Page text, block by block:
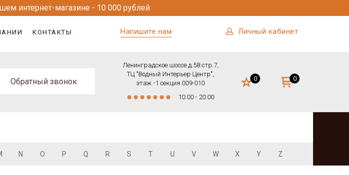
интернет-магазине - 10 000 рублей
КОНТАКТЫ Напишите нам Личный кабинет
Обратный звонок
Ленинградское шоссе д.58 стр.7,
ТЦ "Водный Интерьер Центр",
этаж -1 секция 009-010
10:00 - 20:00
0 0
N O P Q R S T U V W X Y Z